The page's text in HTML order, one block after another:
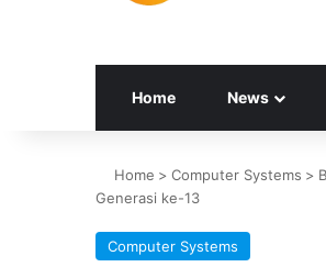
Home News
Home > Computer Systems >
Generasi ke-13
Computer Systems